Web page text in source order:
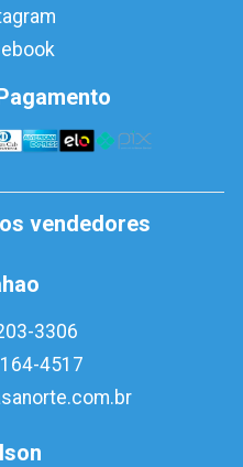
vendedores
3306
4517